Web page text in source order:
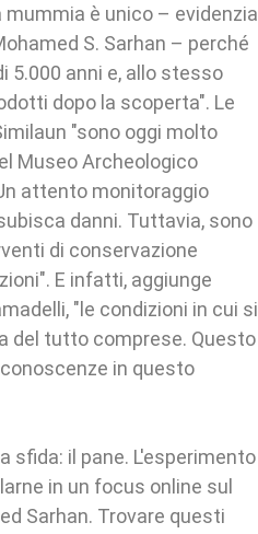
è unico – evidenzia
S. Sarhan – perché
5.000 anni e, allo stesso
dopo la scoperta". Le
"sono oggi molto
Museo Archeologico
attento monitoraggio
danni. Tuttavia, sono
di conservazione
E infatti, aggiunge
"le condizioni in cui si
del tutto comprese. Questo
in questo
sfida: il pane. L'esperimento
in un focus online sul
Sarhan. Trovare questi